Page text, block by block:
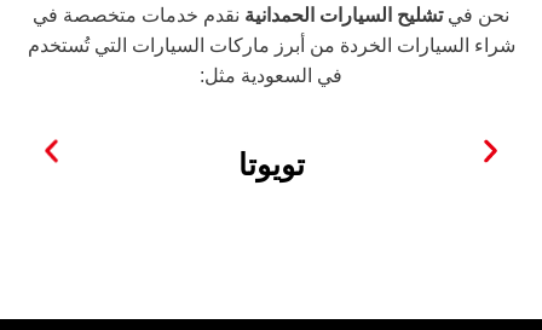
نحن فيتشليح السيارات الحمدانية نقدم خدمات متخصصة في
شراء السيارات الخردة من أبرز ماركات السيارات التي تُستخدم
في السعودية مثل:
تويوتا